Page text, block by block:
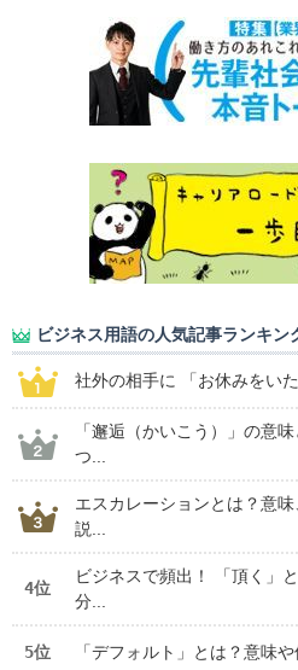
ビジネス用語の人気記事ランキン
社外の相手に 「お休みをい
「邂逅（かいこう）」の意
つ...
エスカレーションとは？意
説...
4位
ビジネスで頻出！ 「頂く」
分...
5位 「デフォルト」とは？意味